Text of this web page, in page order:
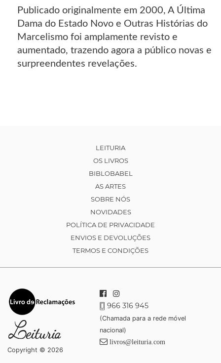
Publicado originalmente em 2000, A Última
Dama do Estado Novo e Outras Histórias do
Marcelismo foi amplamente revisto e
aumentado, trazendo agora a público novas e
surpreendentes revelações.
LEITURIA
OS LIVROS
BIBLOBABEL
AS ARTES
SOBRE NÓS
NOVIDADES
POLÍTICA DE PRIVACIDADE
ENVIOS E DEVOLUÇÕES
TERMOS E CONDIÇÕES
Copyright © 2026
966 316 945
(Chamada para a rede móvel
nacional)
livros@leituria.com